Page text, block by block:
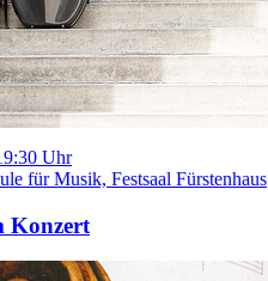
Uhr
für Musik, Festsaal Fürstenhaus
Konzert